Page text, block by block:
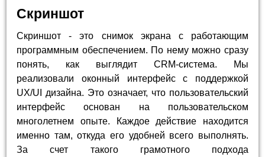
Скриншот
Скриншот - это снимок экрана с работающим
программным обеспечением. По нему можно сразу
понять, как выглядит CRM-система. Мы
реализовали оконный интерфейс с поддержкой
UX/UI дизайна. Это означает, что пользовательский
интерфейс основан на пользовательском
многолетнем опыте. Каждое действие находится
именно там, откуда его удобней всего выполнять.
За счет такого грамотного подхода